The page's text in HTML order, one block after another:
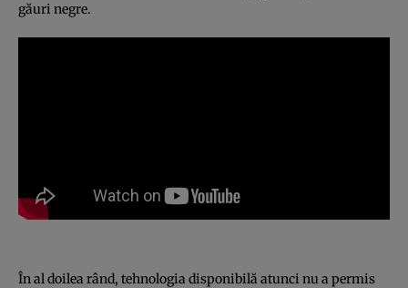
găuri negre.
În al doilea rând, tehnologia disponibilă atunci nu a permis